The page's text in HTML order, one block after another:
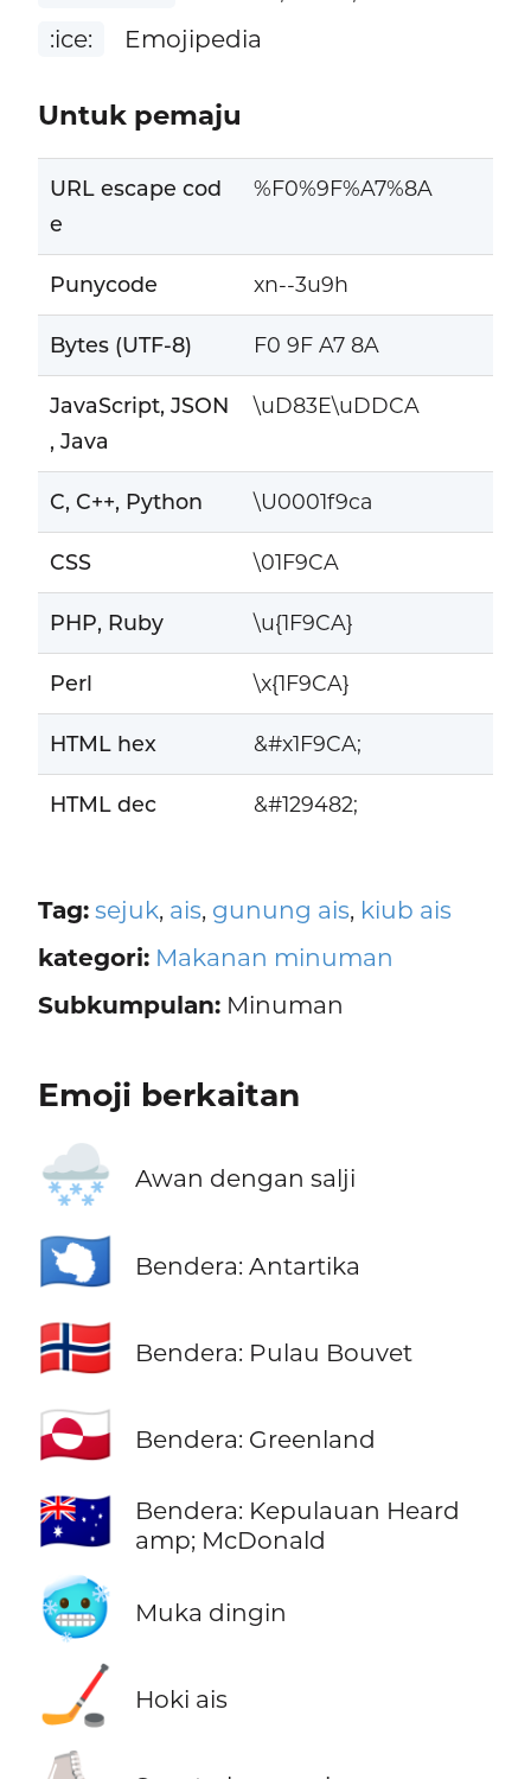
:ice:
Emojipedia
Untuk pemaju
URL escape cod
e
%F0%9F%A7%8A
Punycode xn--3u9h
Bytes (UTF-8) F0 9F A7 8A
JavaScript, JSON
, Java
\uD83E\uDDCA
C, C++, Python \U0001f9ca
CSS \01F9CA
PHP, Ruby \u{1F9CA}
Perl \x{1F9CA}
HTML hex &#x1F9CA;
HTML dec &#129482;
Tag: sejuk, ais, gunung ais, kiub ais
kategori: Makanan minuman
Subkumpulan:Minuman
Emoji berkaitan
🌨️ Awan dengan salji
🇦🇶 Bendera: Antartika
🇧🇻 Bendera: Pulau Bouvet
🇬🇱 Bendera: Greenland
🇭🇲
Bendera: Kepulauan Heard
amp; McDonald
🥶 Muka dingin
🏒 Hoki ais